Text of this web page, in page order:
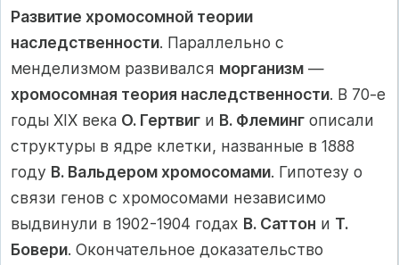
Развитие хромосомной теории
наследственности. Параллельно с
менделизмом развивался морганизм —
хромосомная теория наследственности. В 70-е
годы XIX века О. Гертвиг и В. Флеминг описали
структуры в ядре клетки, названные в 1888
году В. Вальдером хромосомами. Гипотезу о
связи генов с хромосомами независимо
выдвинули в 1902-1904 годах В. Саттон и Т.
Бовери. Окончательное доказательство